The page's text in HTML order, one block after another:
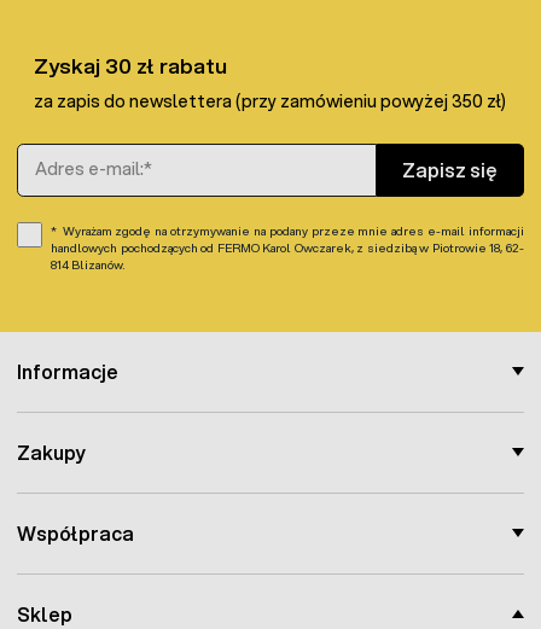
Sklep
Informacje
Zakupy
Współpraca
Zyskaj 30 zł rabatu
za zapis do newslettera (przy zamówieniu powyżej 350 zł)
Adres e-mail
Zapisz się
Wyrażam zgodę na otrzymywanie na podany przeze mnie adres e-mail informacji
handlowych pochodzących od FERMO Karol Owczarek, z siedzibą w Piotrowie 18, 62-
814 Blizanów.